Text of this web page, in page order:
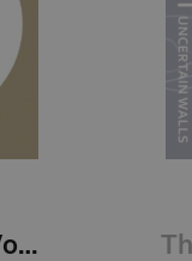
Men Without Women